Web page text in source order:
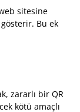
sitesine
Bu ek
zararlı bir QR
kötü amaçlı